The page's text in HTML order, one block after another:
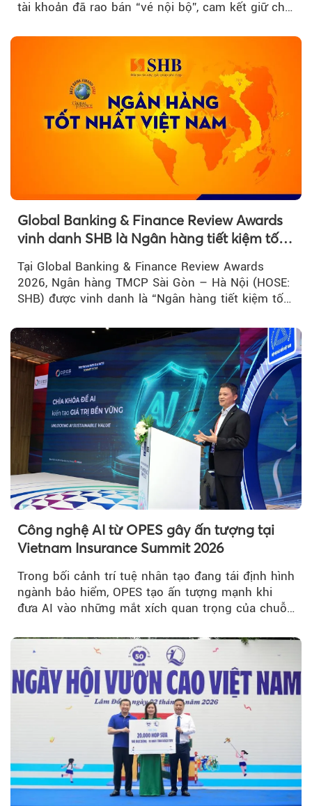
tài khoản đã rao bán “vé nội bộ”, cam kết giữ chỗ
Global Banking & Finance Review Awards
vinh danh SHB là Ngân hàng tiết kiệm tốt
Tại Global Banking & Finance Review Awards
2026, Ngân hàng TMCP Sài Gòn – Hà Nội (HOSE:
SHB) được vinh danh là “Ngân hàng tiết kiệm tốt
Công nghệ AI từ OPES gây ấn tượng tại
Vietnam Insurance Summit 2026
Trong bối cảnh trí tuệ nhân tạo đang tái định hình
ngành bảo hiểm, OPES tạo ấn tượng mạnh khi
đưa AI vào những mắt xích quan trọng của chuỗi